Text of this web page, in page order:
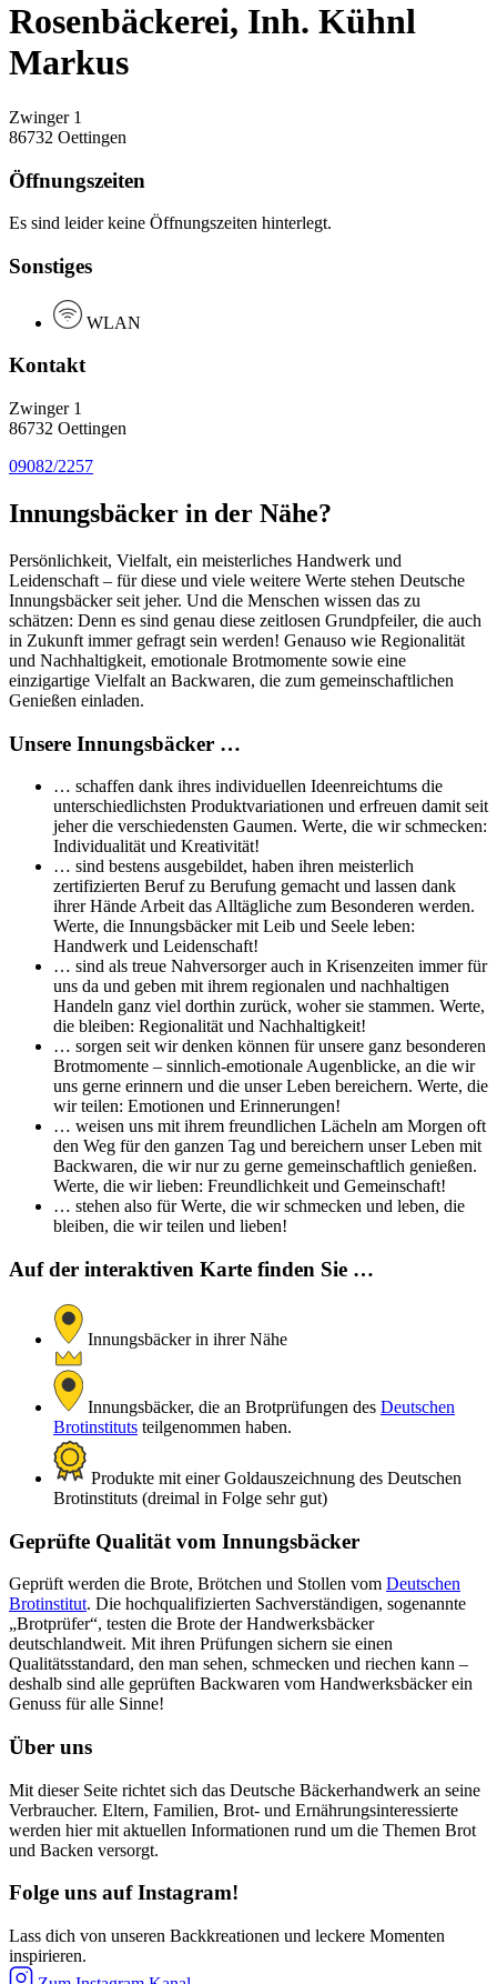
Rosenbäckerei, Inh. Kühnl
Markus
Zwinger 1
86732 Oettingen
Öffnungszeiten
Es sind leider keine Öffnungszeiten hinterlegt.
Sonstiges
WLAN
Kontakt
Zwinger 1
86732 Oettingen
09082/2257
Innungsbäcker in der Nähe?
Persönlichkeit, Vielfalt, ein meisterliches Handwerk und
Leidenschaft – für diese und viele weitere Werte stehen Deutsche
Innungsbäcker seit jeher. Und die Menschen wissen das zu
schätzen: Denn es sind genau diese zeitlosen Grundpfeiler, die auch
in Zukunft immer gefragt sein werden! Genauso wie Regionalität
und Nachhaltigkeit, emotionale Brotmomente sowie eine
einzigartige Vielfalt an Backwaren, die zum gemeinschaftlichen
Genießen einladen.
Unsere Innungsbäcker …
… schaffen dank ihres individuellen Ideenreichtums die
unterschiedlichsten Produktvariationen und erfreuen damit seit
jeher die verschiedensten Gaumen. Werte, die wir schmecken:
Individualität und Kreativität!
… sind bestens ausgebildet, haben ihren meisterlich
zertifizierten Beruf zu Berufung gemacht und lassen dank
ihrer Hände Arbeit das Alltägliche zum Besonderen werden.
Werte, die Innungsbäcker mit Leib und Seele leben:
Handwerk und Leidenschaft!
… sind als treue Nahversorger auch in Krisenzeiten immer für
uns da und geben mit ihrem regionalen und nachhaltigen
Handeln ganz viel dorthin zurück, woher sie stammen. Werte,
die bleiben: Regionalität und Nachhaltigkeit!
… sorgen seit wir denken können für unsere ganz besonderen
Brotmomente – sinnlich-emotionale Augenblicke, an die wir
uns gerne erinnern und die unser Leben bereichern. Werte, die
wir teilen: Emotionen und Erinnerungen!
… weisen uns mit ihrem freundlichen Lächeln am Morgen oft
den Weg für den ganzen Tag und bereichern unser Leben mit
Backwaren, die wir nur zu gerne gemeinschaftlich genießen.
Werte, die wir lieben: Freundlichkeit und Gemeinschaft!
… stehen also für Werte, die wir schmecken und leben, die
bleiben, die wir teilen und lieben!
Auf der interaktiven Karte finden Sie …
Innungsbäcker in ihrer Nähe
Innungsbäcker, die an Brotprüfungen des Deutschen
Brotinstituts teilgenommen haben.
Produkte mit einer Goldauszeichnung des Deutschen
Brotinstituts (dreimal in Folge sehr gut)
Geprüfte Qualität vom Innungsbäcker
Geprüft werden die Brote, Brötchen und Stollen vom Deutschen
Brotinstitut. Die hochqualifizierten Sachverständigen, sogenannte
„Brotprüfer“, testen die Brote der Handwerksbäcker
deutschlandweit. Mit ihren Prüfungen sichern sie einen
Qualitätsstandard, den man sehen, schmecken und riechen kann –
deshalb sind alle geprüften Backwaren vom Handwerksbäcker ein
Genuss für alle Sinne!
Über uns
Mit dieser Seite richtet sich das Deutsche Bäckerhandwerk an seine
Verbraucher. Eltern, Familien, Brot- und Ernährungsinteressierte
werden hier mit aktuellen Informationen rund um die Themen Brot
und Backen versorgt.
Folge uns auf Instagram!
Lass dich von unseren Backkreationen und leckere Momenten
inspirieren.